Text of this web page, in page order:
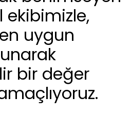
ekibimizle,
uygun
bir değer